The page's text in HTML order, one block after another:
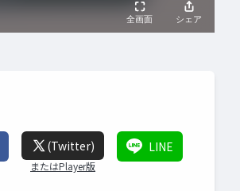
(Twitter)
またはPlayer版
LINE